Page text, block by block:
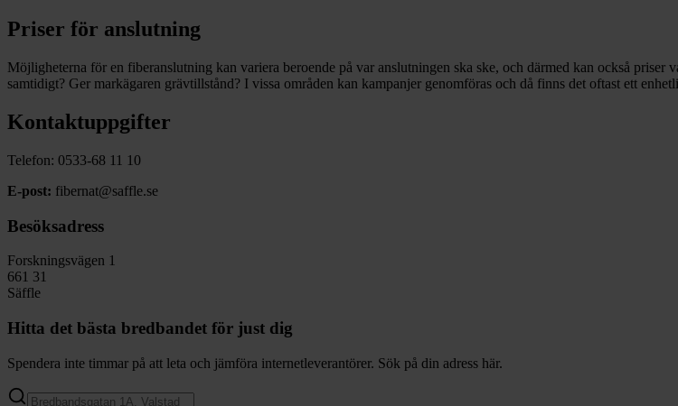
Priser för anslutning
Möjligheterna för en fiberanslutning kan variera beroende på var anslutningen ska ske, och därmed kan också
samtidigt? Ger markägaren grävtillstånd? I vissa områden kan kampanjer genomföras och då finns det oftast ett
Kontaktuppgifter
Telefon: 0533-68 11 10
E-post: fibernat@saffle.se
Besöksadress
Forskningsvägen 1
661 31
Säffle
Hitta det bästa bredbandet för just dig
Spendera inte timmar på att leta och jämföra internetleverantörer. Sök på din adress här.